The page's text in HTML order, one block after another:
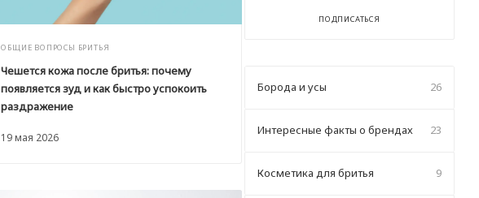
ОБЩИЕ ВОПРОСЫ БРИТЬЯ
19 мая 2026
Чешется кожа после бритья: почему
появляется зуд и как быстро успокоить
раздражение
ПОДПИСАТЬСЯ
Борода и усы 26
Интересные факты о брендах 23
Косметика для бритья 9